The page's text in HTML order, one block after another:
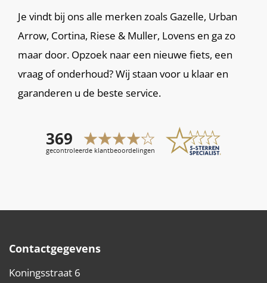
Je vindt bij ons alle merken zoals Gazelle, Urban
Arrow, Cortina, Riese & Muller, Lovens en ga zo
maar door. Opzoek naar een nieuwe fiets, een
vraag of onderhoud? Wij staan voor u klaar en
garanderen u de beste service.
Contactgegevens
Koningsstraat 6